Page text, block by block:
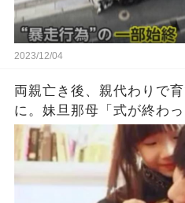
2023/12/04
両親亡き後、親代わりで
に。妹旦那母「式が終わ
いで。妹もそう望んでる」